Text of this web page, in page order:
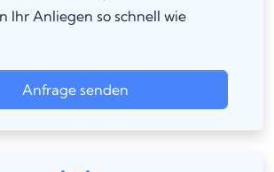
Ihr Anliegen so schnell wie
Anfrage senden